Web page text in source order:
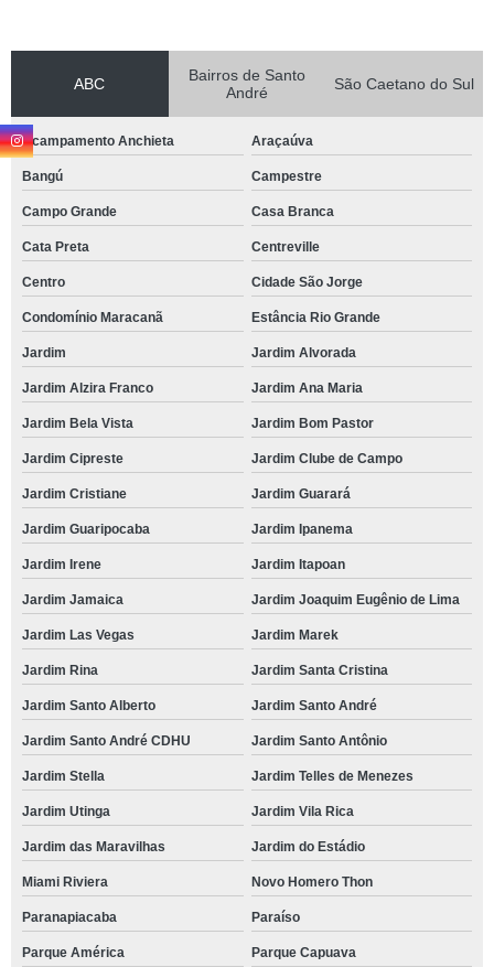
ABC
Bairros de Santo
André
São Caetano do Sul
Acampamento Anchieta Araçaúva
Bangú Campestre
Campo Grande Casa Branca
Cata Preta Centreville
Centro Cidade São Jorge
Condomínio Maracanã Estância Rio Grande
Jardim Jardim Alvorada
Jardim Alzira Franco Jardim Ana Maria
Jardim Bela Vista Jardim Bom Pastor
Jardim Cipreste Jardim Clube de Campo
Jardim Cristiane Jardim Guarará
Jardim Guaripocaba Jardim Ipanema
Jardim Irene Jardim Itapoan
Jardim Jamaica Jardim Joaquim Eugênio de Lima
Jardim Las Vegas Jardim Marek
Jardim Rina Jardim Santa Cristina
Jardim Santo Alberto Jardim Santo André
Jardim Santo André CDHU Jardim Santo Antônio
Jardim Stella Jardim Telles de Menezes
Jardim Utinga Jardim Vila Rica
Jardim das Maravilhas Jardim do Estádio
Miami Riviera Novo Homero Thon
Paranapiacaba Paraíso
Parque América Parque Capuava